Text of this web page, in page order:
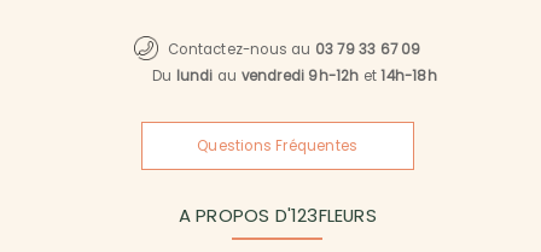
Contactez-nous au 03 79 33 67 09
Du lundi au vendredi 9h-12h et14h-18h
Questions Fréquentes
A PROPOS D'123FLEURS